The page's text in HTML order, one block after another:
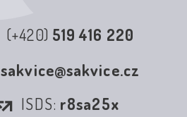
(+420) 519 416 220
sakvice@sakvice.cz
ISDS: r8sa25x